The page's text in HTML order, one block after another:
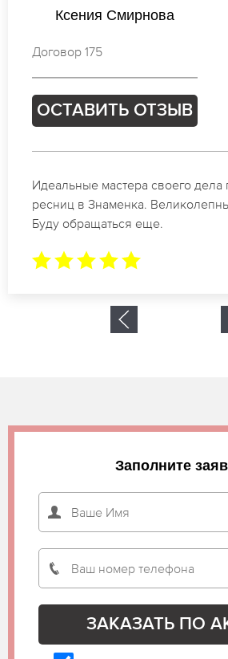
Ксения Кузнецова
Договор 781
ОСТАВИТЬ ОТЗЫВ
Спасибо огромное. Заказывала
ресниц в Знаменка для
все было готово.
Заполните